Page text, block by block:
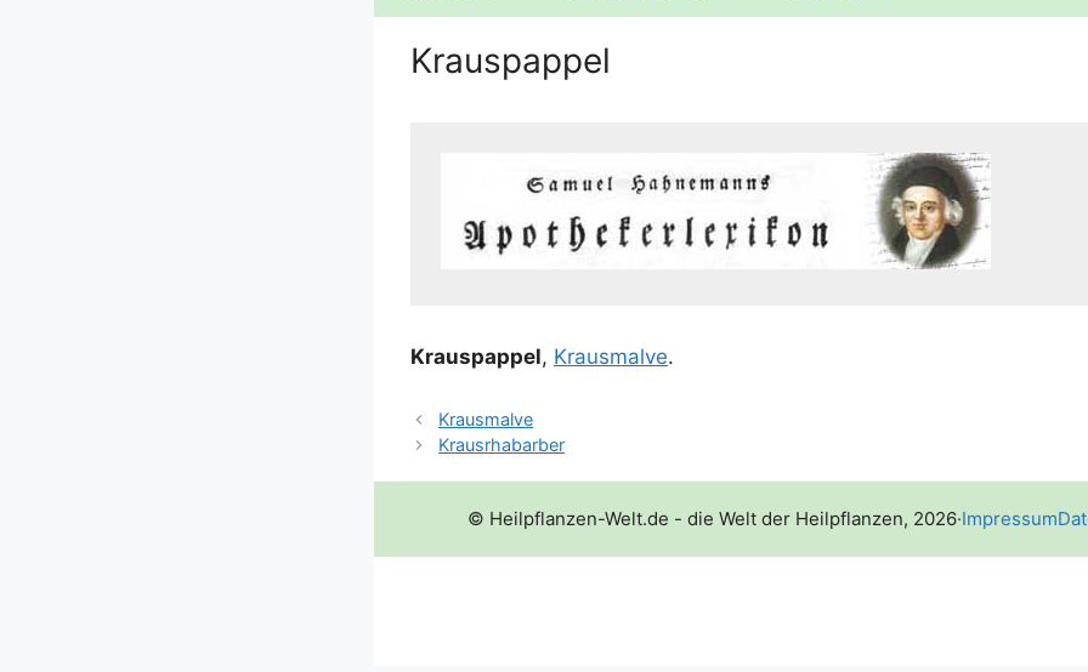
Krauspappel
Kraus­pap­pel, Kraus­mal­ve.
Krausmalve
Krausrhabarber
© Heilpflanzen-Welt.de - die Welt der Heilpflanzen, 2026·Impressum